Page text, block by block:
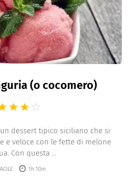
(o cocomero)
dessert tipico siciliano che si
e veloce con le fette di melone
Con questa ...
1h 10m